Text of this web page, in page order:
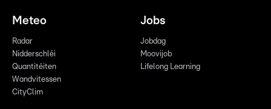
Meteo
Radar
Nidderschléi
Quantitéiten
Wandvitessen
CityClim
Jobs
Jobdag
Moovijob
Lifelong Learning